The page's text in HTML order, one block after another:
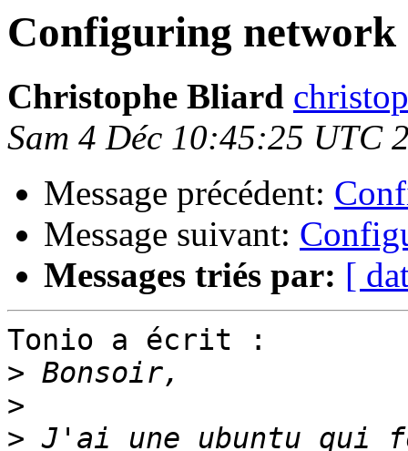
Configuring network
Christophe Bliard
Sam 4 Déc 10:45:25 UTC
Message précédent:
Message suivant:
Messages triés par: [
Tonio a écrit :
>
>
> J'ai une ubuntu qui